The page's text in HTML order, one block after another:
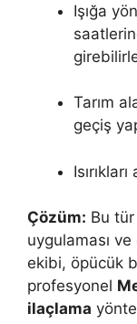
Işığa
Tarım
geçiş
Çözüm: Bu
uygulaması
ekibi, öpücük
profesyonel
ilaçlama